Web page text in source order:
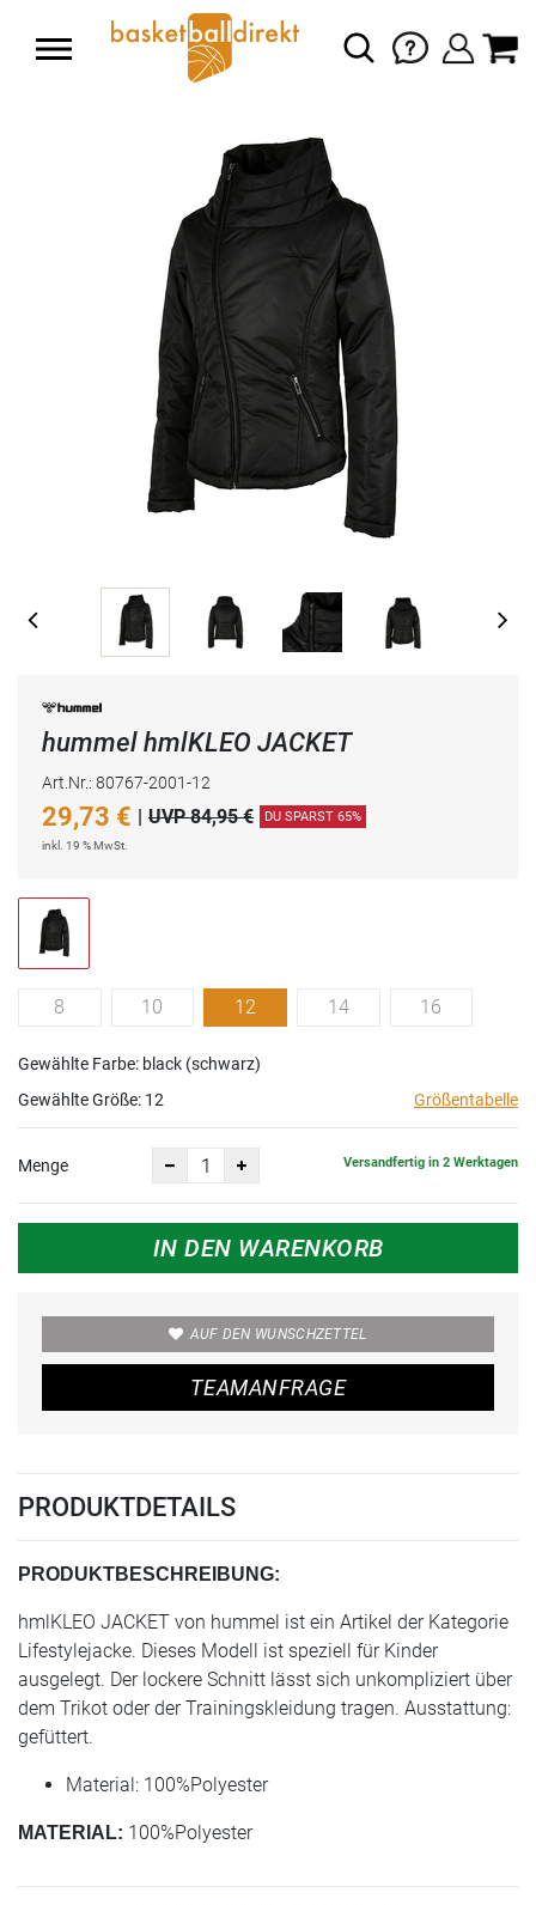
hummel hmlKLEO JACKET
Art.Nr.: 80767-2001-12
29,73 € | UVP 84,95 € DU SPARST 65%
inkl. 19 % MwSt.
8 10 12 14 16
Gewählte Farbe: black (schwarz)
Gewählte Größe: 12 Größentabelle
Menge Versandfertig in 2 Werktagen
IN DEN WARENKORB
AUF DEN WUNSCHZETTEL
TEAMANFRAGE
PRODUKTDETAILS
PRODUKTBESCHREIBUNG:
hmlKLEO JACKET von hummel ist ein Artikel der Kategorie
Lifestylejacke. Dieses Modell ist speziell für Kinder
ausgelegt. Der lockere Schnitt lässt sich unkompliziert über
dem Trikot oder der Trainingskleidung tragen. Ausstattung:
gefüttert.
Material: 100%Polyester
MATERIAL: 100%Polyester